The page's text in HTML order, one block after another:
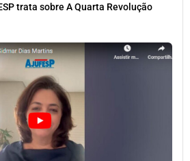
trata sobre A Quarta Revolução